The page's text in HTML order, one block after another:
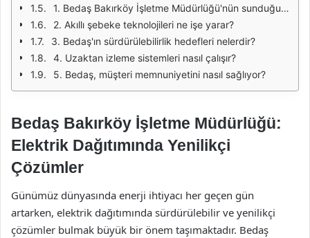
1. Bedaş Bakırköy İşletme Müdürlüğü'nün sunduğu yenilikçi çözümler nelerdir?
2. Akıllı şebeke teknolojileri ne işe yarar?
3. Bedaş'ın sürdürülebilirlik hedefleri nelerdir?
4. Uzaktan izleme sistemleri nasıl çalışır?
5. Bedaş, müşteri memnuniyetini nasıl sağlıyor?
Bedaş Bakırköy İşletme Müdürlüğü:
Elektrik Dağıtımında Yenilikçi
Çözümler
Günümüz dünyasında enerji ihtiyacı her geçen gün
artarken, elektrik dağıtımında sürdürülebilir ve yenilikçi
çözümler bulmak büyük bir önem taşımaktadır. Bedaş